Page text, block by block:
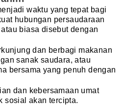
waktu yang tepat bagi
hubungan persaudaraan
biasa disebut dengan
dan berbagi makanan
sanak saudara, atau
bersama yang penuh dengan
dan kebersamaan umat
sosial akan tercipta.